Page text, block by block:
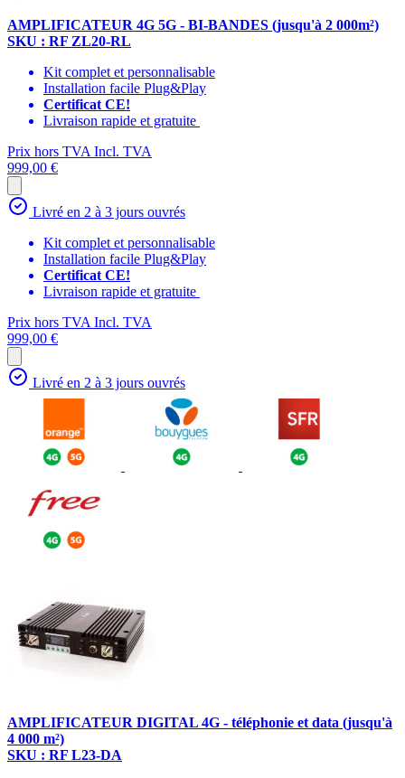
AMPLIFICATEUR 4G 5G - BI-BANDES (jusqu'à 2 000m²)
SKU : RF ZL20-RL
Kit complet et personnalisable
Installation facile Plug&Play
Certificat CE!
Livraison rapide et gratuite
Prix hors TVAIncl. TVA
999,00 €
Livré en 2 à 3 jours ouvrés
Kit complet et personnalisable
Installation facile Plug&Play
Certificat CE!
Livraison rapide et gratuite
Prix hors TVAIncl. TVA
999,00 €
Livré en 2 à 3 jours ouvrés
AMPLIFICATEUR DIGITAL 4G - téléphonie et data (jusqu'à
4 000 m²)
SKU : RF L23-DA